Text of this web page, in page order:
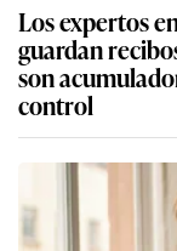
Los expertos
guardan
son
control